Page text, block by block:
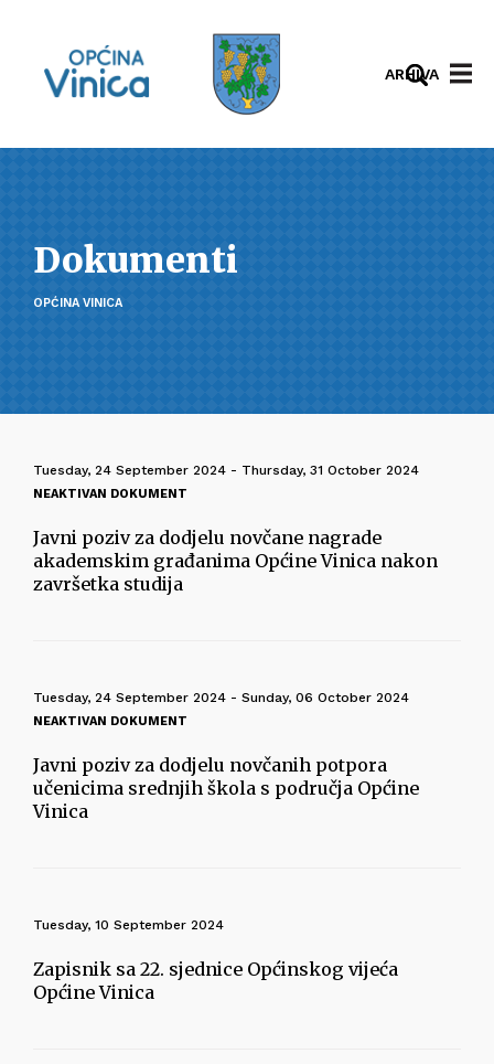
ARHIVA
Dokumenti
OPĆINA VINICA
Tuesday, 24 September 2024 - Thursday, 31 October 2024
NEAKTIVAN DOKUMENT
Javni poziv za dodjelu novčane nagrade
akademskim građanima Općine Vinica nakon
završetka studija
Tuesday, 24 September 2024 - Sunday, 06 October 2024
NEAKTIVAN DOKUMENT
Javni poziv za dodjelu novčanih potpora
učenicima srednjih škola s područja Općine
Vinica
Tuesday, 10 September 2024
Zapisnik sa 22. sjednice Općinskog vijeća
Općine Vinica